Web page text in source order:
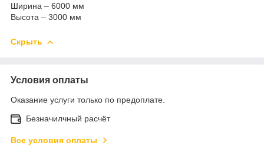
Ширина – 6000 мм
Высота – 3000 мм
Скрыть
Условия оплаты
Оказание услуги только по предоплате.
Безначилчный расчёт
Все условия оплаты